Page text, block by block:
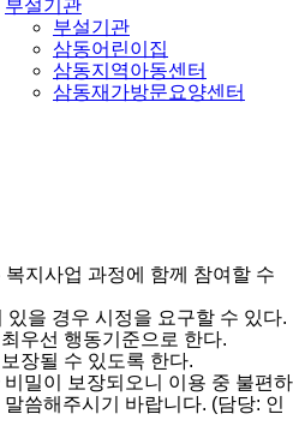
부설기관
부설기관
삼동어린이집
삼동지역아동센터
삼동재가방문요양센터
지사업 과정에 함께 참여할 수
을 경우 시정을 요구할 수 있다.
우선 행동기준으로 한다.
장될 수 있도록 한다.
밀이 보장되오니 이용 중 불편하
씀해주시기 바랍니다. (담당: 인